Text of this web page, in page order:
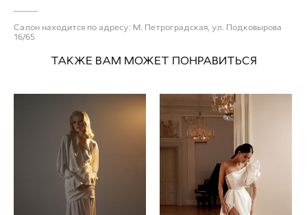
Салон находится по адресу: М. Петроградская, ул. Подковырова
16/65
ТАКЖЕ ВАМ МОЖЕТ ПОНРАВИТЬСЯ